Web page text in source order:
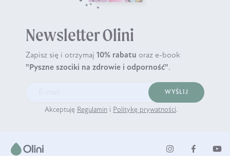
Newsletter Olini
Zapisz się i otrzymaj 10% rabatu oraz e-book
"Pyszne szociki na zdrowie i odporność".
WYŚLIJ
Akceptuję Regulamin i Politykę prywatności.